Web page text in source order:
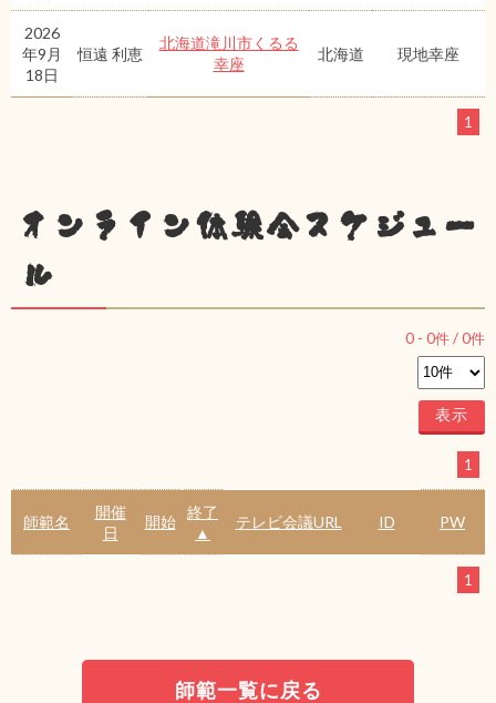
2026
年9月
18日
恒遠 利恵
北海道滝川市くるる
幸座
北海道 現地幸座
1
オンライン体験会スケジュー
ル
0 - 0件 /0件
1
師範名
開催
日
開始
終了
▲
テレビ会議URL ID PW
1
師範一覧に戻る